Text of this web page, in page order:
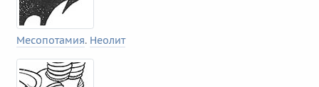
Месопотамия. Неолит